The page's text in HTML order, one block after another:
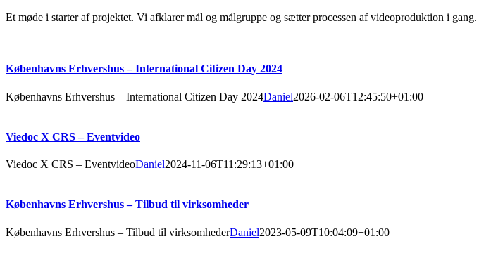
Et møde i starter af projektet. Vi afklarer mål og målgruppe og sætter processen af videoproduktion i gang.
Københavns Erhvershus – International Citizen Day 2024
Københavns Erhvershus – International Citizen Day 2024Daniel2026-02-06T12:45:50+01:00
Viedoc X CRS – Eventvideo
Viedoc X CRS – EventvideoDaniel2024-11-06T11:29:13+01:00
Københavns Erhvershus – Tilbud til virksomheder
Københavns Erhvershus – Tilbud til virksomhederDaniel2023-05-09T10:04:09+01:00